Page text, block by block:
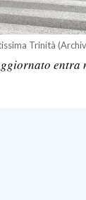
Trinità
entra